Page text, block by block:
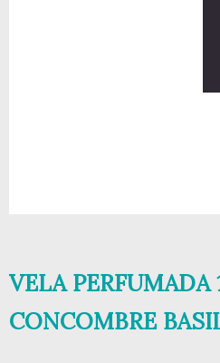
VELA PERFUMADA
CONCOMBRE